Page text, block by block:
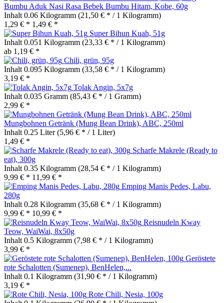
Bumbu Aduk Nasi Rasa Bebek Bumbu Hitam, Kobe, 60g
Inhalt 0.06 Kilogramm (21,50 € * / 1 Kilogramm)
1,29 € * 1,49 € *
Super Bihun Kuah, 51g
Inhalt 0.051 Kilogramm (23,33 € * / 1 Kilogramm)
ab 1,19 € *
Chili, grün, 95g
Inhalt 0.095 Kilogramm (33,58 € * / 1 Kilogramm)
3,19 € *
Tolak Angin, 5x7g
Inhalt 0.035 Gramm (85,43 € * / 1 Gramm)
2,99 € *
Mungbohnen Getränk (Mung Bean Drink), ABC, 250ml
Inhalt 0.25 Liter(5,96 € * / 1 Liter)
1,49 € *
Scharfe Makrele (Ready to
eat), 300g
Inhalt 0.35 Kilogramm (28,54 € * / 1 Kilogramm)
9,99 € * 11,99 € *
Emping Manis Pedes, Labu,
280g
Inhalt 0.28 Kilogramm (35,68 € * / 1 Kilogramm)
9,99 € * 10,99 € *
Reisnudeln Kway
Teow, WaiWai, 8x50g
Inhalt 0.5 Kilogramm (7,98 € * / 1 Kilogramm)
3,99 € *
Geröstete
rote Schalotten (Sumenep), BenHelen,...
Inhalt 0.1 Kilogramm (31,90 € * / 1 Kilogramm)
3,19 € *
Rote Chili, Nesia, 100g